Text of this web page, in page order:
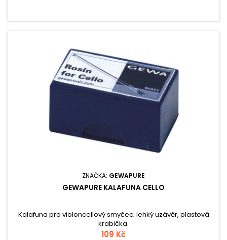
ZNAČKA: GEWAPURE
GEWAPURE KALAFUNA CELLO
Kalafuna pro violoncellový smyčec; lehký uzávěr, plastová
krabička.
109 Kč